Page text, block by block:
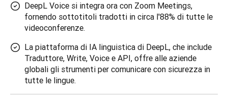
DeepL Voice si integra ora con Zoom Meetings,
fornendo sottotitoli tradotti in circa l'88% di tutte le
videoconferenze.
La piattaforma di IA linguistica di DeepL, che include
Traduttore, Write, Voice e API, offre alle aziende
globali gli strumenti per comunicare con sicurezza in
tutte le lingue.